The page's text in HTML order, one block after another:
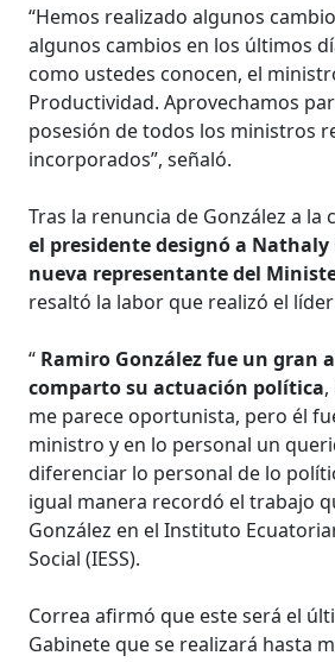
“Hemos realizado algunos
algunos cambios en los últimos
como ustedes conocen, el
Productividad. Aprovechamos
posesión de todos los ministros
incorporados”, señaló.
Tras la renuncia de González a la
el presidente designó a Nathaly
nueva representante del
resaltó la labor que realizó el líder
“ Ramiro González fue un gran
comparto su actuación política,
me parece oportunista, pero él
ministro y en lo personal un
diferenciar lo personal de lo
igual manera recordó el trabajo
González en el Instituto
Social (IESS).
Correa afirmó que este será el
Gabinete que se realizará hasta